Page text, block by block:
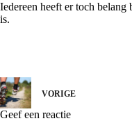
Iedereen heeft er toch
is.
VORIGE
Geef een reactie